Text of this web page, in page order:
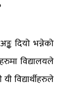
दियो भन्नेको
विद्यालयले
विद्यार्थीहरुले